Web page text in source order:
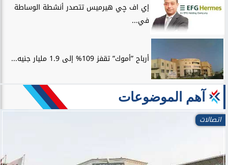
إي اف چي هيرميس تتصدر أنشطة الوساطة
في...
أرباح ”أموك” تقفز 109% إلى 1.9 مليار جنيه...
آهم الموضوعات
الشمول المالي